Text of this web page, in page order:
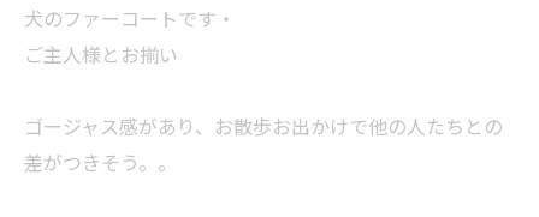
犬のファーコートです・
ご主人様とお揃い
ゴージャス感があり、お散歩お出かけで他の人たちとの
差がつきそう。。